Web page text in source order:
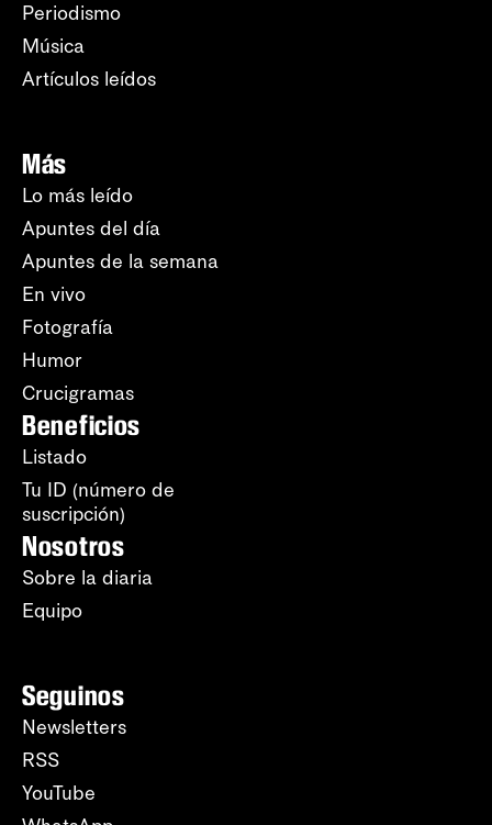
Periodismo
Música
Artículos leídos
Más
Lo más leído
Apuntes del día
Apuntes de la semana
En vivo
Fotografía
Humor
Crucigramas
Beneficios
Listado
Tu ID (número de
suscripción)
Nosotros
Sobre la diaria
Equipo
Seguinos
Newsletters
RSS
YouTube